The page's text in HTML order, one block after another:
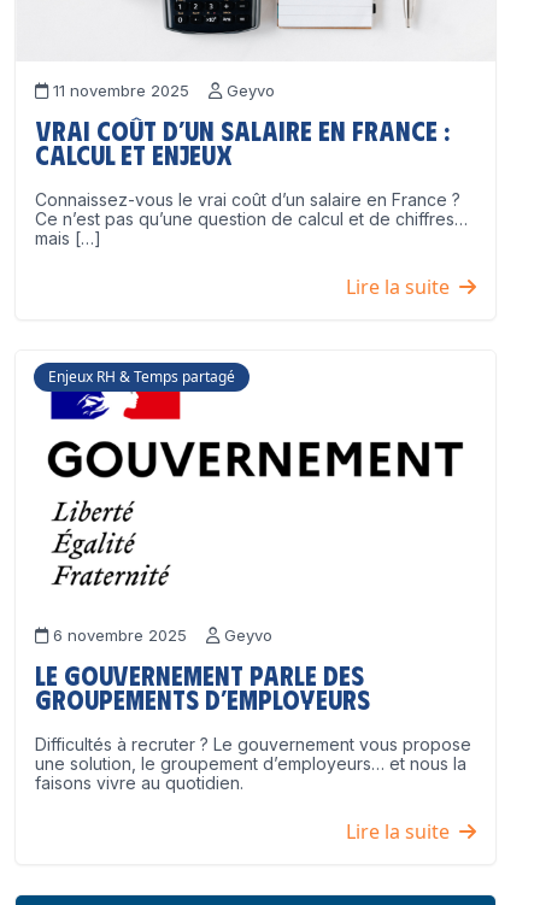
11 novembre 2025 Geyvo
Vrai coût d’un salaire en France :
calcul et enjeux
Connaissez-vous le vrai coût d’un salaire en France ?
Ce n’est pas qu’une question de calcul et de chiffres…
mais […]
Lire la suite
Enjeux RH & Temps partagé
6 novembre 2025 Geyvo
Le Gouvernement parle des
groupements d’employeurs
Difficultés à recruter ? Le gouvernement vous propose
une solution, le groupement d’employeurs… et nous la
faisons vivre au quotidien.
Lire la suite